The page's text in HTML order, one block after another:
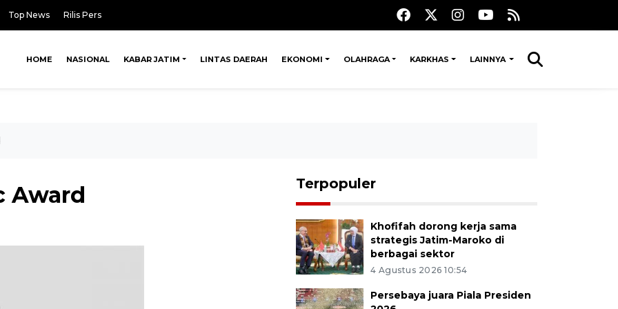
Top News Rilis Pers
HOME NASIONAL KABAR JATIM LINTAS DAERAH EKONOMI OLAHRAGA KARKHAS LAINNYA
Award Terpopuler
Khofifah dorong kerja sama
strategis Jatim-Maroko di
berbagai sektor
4 Agustus 2026 10:54
Persebaya juara Piala Presiden